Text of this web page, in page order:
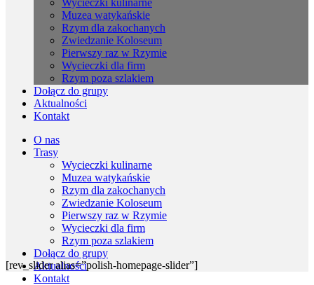
Wycieczki kulinarne
Muzea watykańskie
Rzym dla zakochanych
Zwiedzanie Koloseum
Pierwszy raz w Rzymie
Wycieczki dla firm
Rzym poza szlakiem
Dołącz do grupy
Aktualności
Kontakt
O nas
Trasy
Wycieczki kulinarne
Muzea watykańskie
Rzym dla zakochanych
Zwiedzanie Koloseum
Pierwszy raz w Rzymie
Wycieczki dla firm
Rzym poza szlakiem
Dołącz do grupy
Aktualności
Kontakt
[rev_slider alias=”polish-homepage-slider”]